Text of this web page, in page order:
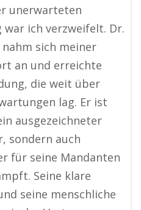
unerwarteten
war ich verzweifelt. Dr.
nahm sich meiner
an und erreichte
die weit über
lag. Er ist
ausgezeichneter
sondern auch
für seine Mandanten
Seine klare
seine menschliche